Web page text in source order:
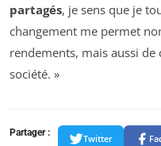
partagés, je sens que je
changement me permet
rendements, mais aussi
société. »
Partager :
Twitter